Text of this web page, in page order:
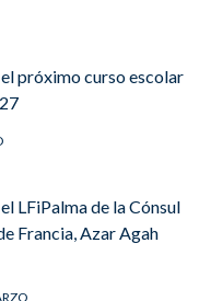
próximo curso escolar
LFiPalma de la Cónsul
Francia, Azar Agah